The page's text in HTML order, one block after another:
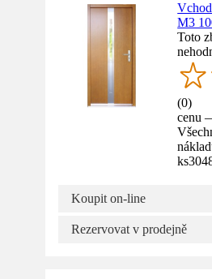
M3
Toto
(0)
cenu
ks
Koupit on-line
Rezervovat v prodejně